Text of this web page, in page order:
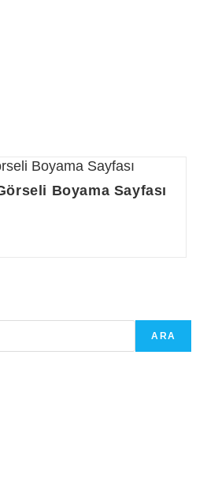
Boyama Sayfası
ARA